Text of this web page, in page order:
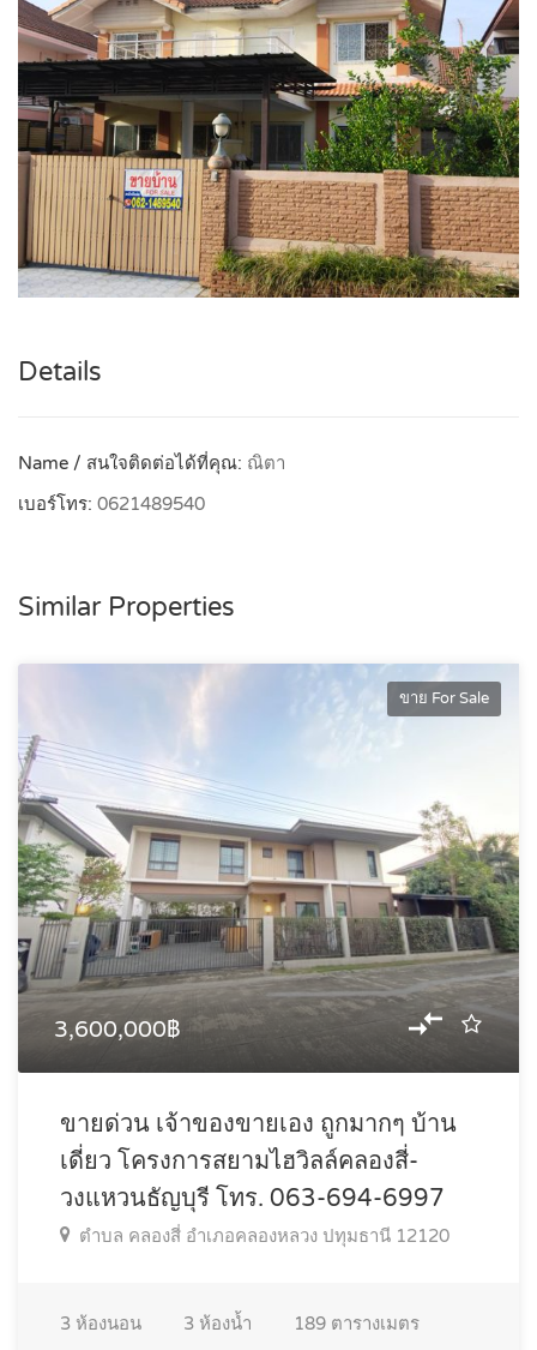
Details
Name / สนใจติดต่อได้ที่คุณ: ณิตา
เบอร์โทร: 0621489540
Similar Properties
ขาย For Sale
3,600,000฿
ขายด่วน เจ้าของขายเอง ถูกมากๆ บ้าน
เดี่ยว โครงการสยามไฮวิลล์คลองสี่-
วงแหวนธัญบุรี โทร. 063-694-6997
ตำบล คลองสี่ อำเภอคลองหลวง ปทุมธานี 12120
3 ห้องนอน 3 ห้องน้ำ 189 ตารางเมตร